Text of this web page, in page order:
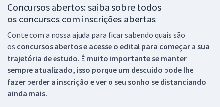
Concursos abertos: saiba sobre todos
os concursos com inscrições abertas
Conte com a nossa ajuda para ficar sabendo quais são
os concursos abertos e acesse o edital para começar a sua
trajetória de estudo. É muito importante se manter
sempre atualizado, isso porque um descuido pode lhe
fazer perder a inscrição e ver o seu sonho se distanciando
ainda mais.